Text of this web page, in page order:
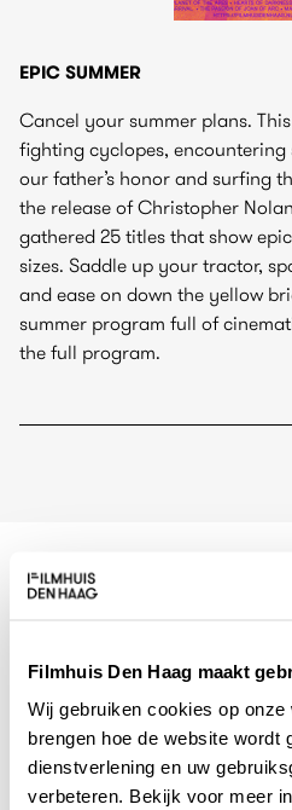
Filmhuis Den Haag maakt
Wij gebruiken cookies op
brengen hoe de website wordt
dienstverlening en uw
verbeteren. Bekijk voor meer
EPIC SUMMER
Cancel your summer plans.
fighting cyclopes, encountering
our father’s honor and surfing
the release of Christopher
gathered 25 titles that show
sizes. Saddle up your tractor,
and ease on down the yellow
summer program full of
the full program.
Regisseur
Jerzy Zelnik, Wiesława
Land